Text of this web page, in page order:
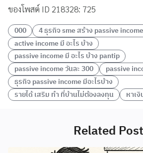
ของโพสต์ ID 218328: 725
000
4 ธุรกิจ sme สร้าง passive
active income มี อะไร บ้าง
passive income มี อะไร บ้าง pantip
passive income วันละ 300
passive
ธุรกิจ passive income มีอะไรบ้าง
รายได้ เสริม ทํา ที่บ้านไม่ต้องลงทุน
หาเ
Related